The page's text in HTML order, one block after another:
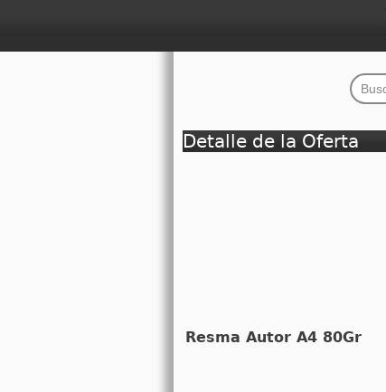
Detalle de la Oferta
Resma Autor A4 80Gr